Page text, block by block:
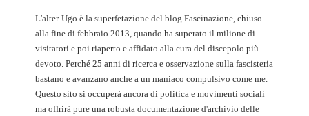
L'alter-Ugo è la superfetazione del blog Fascinazione, chiuso
alla fine di febbraio 2013, quando ha superato il milione di
visitatori e poi riaperto e affidato alla cura del discepolo più
devoto. Perché 25 anni di ricerca e osservazione sulla fascisteria
bastano e avanzano anche a un maniaco compulsivo come me.
Questo sito si occuperà ancora di politica e movimenti sociali
ma offrirà pure una robusta documentazione d'archivio delle